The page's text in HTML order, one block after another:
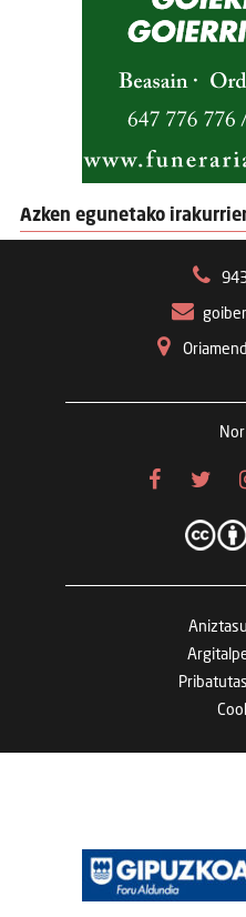
Azken egunetako